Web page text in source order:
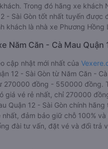
Trong đó hãng xe khách
- Sài Gòn tốt nhất tuyến được
khách là nhà xe Phương Hồng
Năm Căn - Cà Mau Quận
cập nhật mới nhất của
12 - Sài Gòn từ Năm Căn -
270000 đồng - 550000 đồng.
giá vé rẻ nhất, chỉ 270000
Quận 12 - Sài Gòn chính hãng
nhất, đảm bảo giữ chỗ 100%
đài tư vấn, đặt vé và đổi trả